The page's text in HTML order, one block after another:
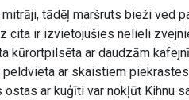
tādēļ maršruts bieži ved
ir izvietojušies nelieli
kūrortpilsēta ar daudzām
ar skaistiem
ar kuģīti var nokļūt Kihnu